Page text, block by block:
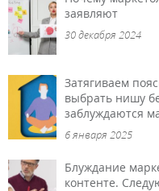
заявляют
30 декабря 2024
Затягиваем
выбрать нишу
заблуждаются
6 января 2025
Блуждание
контенте.